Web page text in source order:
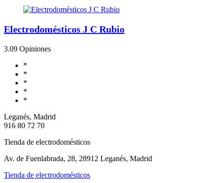
Electrodomésticos J C Rubio
3.09 Opiniones
*
*
*
*
*
Leganés, Madrid
916 80 72 70
Tienda de electrodomésticos
Av. de Fuenlabrada, 28, 28912 Leganés, Madrid
Tienda de electrodomésticos